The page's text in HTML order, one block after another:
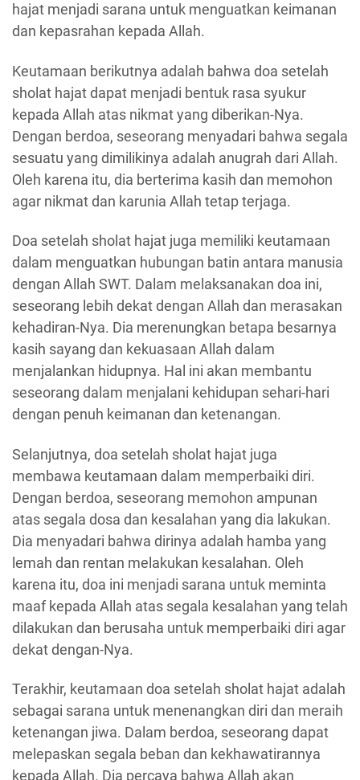
hajat menjadi sarana untuk menguatkan keimanan
dan kepasrahan kepada Allah.
Keutamaan berikutnya adalah bahwa doa setelah
sholat hajat dapat menjadi bentuk rasa syukur
kepada Allah atas nikmat yang diberikan-Nya.
Dengan berdoa, seseorang menyadari bahwa segala
sesuatu yang dimilikinya adalah anugrah dari Allah.
Oleh karena itu, dia berterima kasih dan memohon
agar nikmat dan karunia Allah tetap terjaga.
Doa setelah sholat hajat juga memiliki keutamaan
dalam menguatkan hubungan batin antara manusia
dengan Allah SWT. Dalam melaksanakan doa ini,
seseorang lebih dekat dengan Allah dan merasakan
kehadiran-Nya. Dia merenungkan betapa besarnya
kasih sayang dan kekuasaan Allah dalam
menjalankan hidupnya. Hal ini akan membantu
seseorang dalam menjalani kehidupan sehari-hari
dengan penuh keimanan dan ketenangan.
Selanjutnya, doa setelah sholat hajat juga
membawa keutamaan dalam memperbaiki diri.
Dengan berdoa, seseorang memohon ampunan
atas segala dosa dan kesalahan yang dia lakukan.
Dia menyadari bahwa dirinya adalah hamba yang
lemah dan rentan melakukan kesalahan. Oleh
karena itu, doa ini menjadi sarana untuk meminta
maaf kepada Allah atas segala kesalahan yang telah
dilakukan dan berusaha untuk memperbaiki diri agar
dekat dengan-Nya.
Terakhir, keutamaan doa setelah sholat hajat adalah
sebagai sarana untuk menenangkan diri dan meraih
ketenangan jiwa. Dalam berdoa, seseorang dapat
melepaskan segala beban dan kekhawatirannya
kepada Allah. Dia percaya bahwa Allah akan